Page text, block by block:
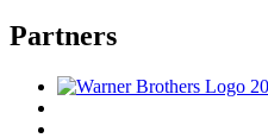
Partners